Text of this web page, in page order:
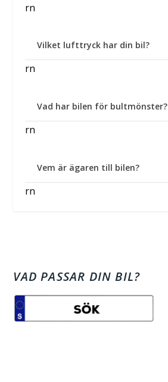
rn
Vilket lufttryck har din bil?
rn
Vad har bilen för bultmönster?
rn
Vem är ägaren till bilen?
rn
VAD PASSAR DIN BIL?